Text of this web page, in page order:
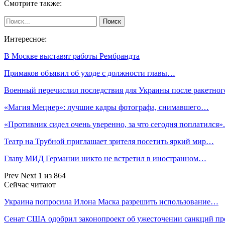
Смотрите также:
Интересное:
В Москве выставят работы Рембрандта
Примаков объявил об уходе с должности главы…
Военный перечислил последствия для Украины после
«Магия Мецнер»: лучшие кадры фотографа, снимавшего…
«Противник сидел очень уверенно, за что сегодня
Театр на Трубной приглашает зрителя посетить яркий мир…
Главу МИД Германии никто не встретил в иностранном…
Prev Next 1 из 864
Сейчас читают
Украина попросила Илона Маска разрешить использование…
Сенат США одобрил законопроект об ужесточении санкций